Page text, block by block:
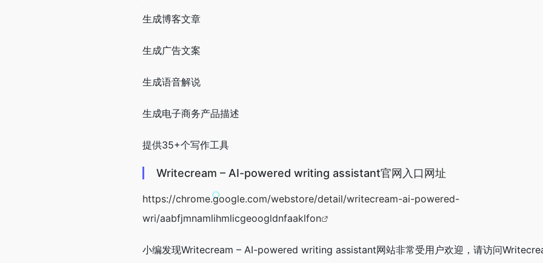
生成博客文章
生成广告文案
生成语音解说
生成电子商务产品描述
提供35+个写作工具
Writecream – AI-powered writing assistant官网入口网址
https://chrome.google.com/webstore/detail/writecream-ai-powered-
wri/aabfjmnamlihmlicgeoogldnfaaklfon
小编发现Writecream – AI-powered writing assistant网站非常受用户欢迎，请访问